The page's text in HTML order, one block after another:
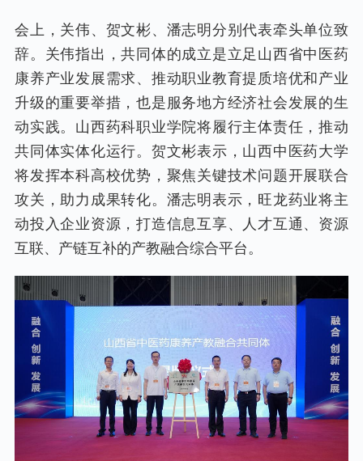
会上，关伟、贺文彬、潘志明分别代表牵头单位致
辞。关伟指出，共同体的成立是立足山西省中医药
康养产业发展需求、推动职业教育提质培优和产业
升级的重要举措，也是服务地方经济社会发展的生
动实践。山西药科职业学院将履行主体责任，推动
共同体实体化运行。贺文彬表示，山西中医药大学
将发挥本科高校优势，聚焦关键技术问题开展联合
攻关，助力成果转化。潘志明表示，旺龙药业将主
动投入企业资源，打造信息互享、人才互通、资源
互联、产链互补的产教融合综合平台。